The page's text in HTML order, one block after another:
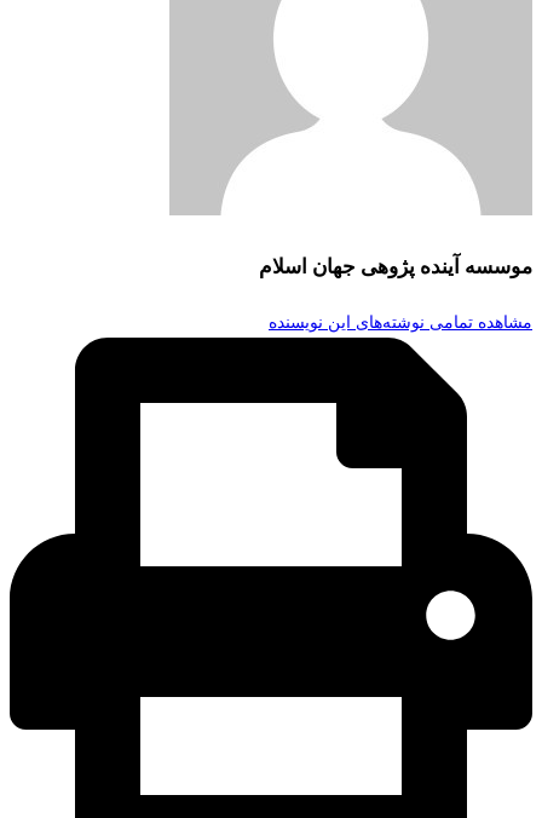
موسسه آینده پژوهی جهان اسلام
مشاهده تمامی نوشته‌های این نویسنده